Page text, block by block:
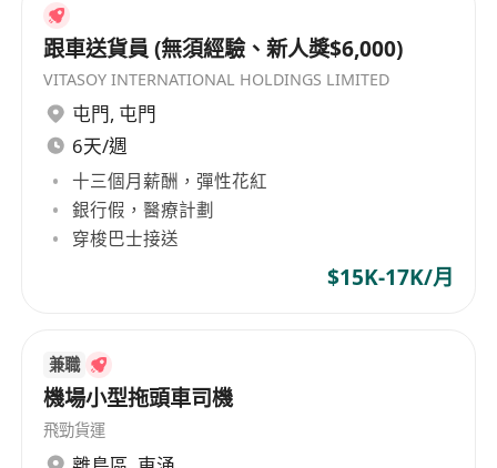
跟車送貨員 (無須經驗、新人獎$6,000)
VITASOY INTERNATIONAL HOLDINGS LIMITED
屯門, 屯門
6天/週
十三個月薪酬，彈性花紅
銀行假，醫療計劃
穿梭巴士接送
$15K-17K/月
兼職
機場小型拖頭車司機
飛勁貨運